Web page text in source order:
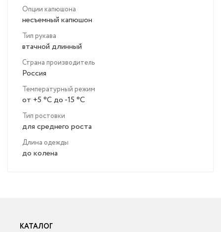
Опции капюшона
несъемный капюшон
Тип рукава
втачной длинный
Страна производитель
Россия
Температурный режим
от +5 °C до -15 °C
Тип ростовки
для среднего роста
Длина одежды
до колена
КАТАЛОГ